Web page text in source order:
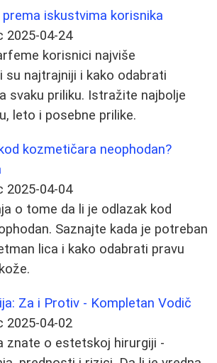
iskustvima korisnika
2025-04-24
korisnici najviše
su najtrajniji i kako odabrati
svaku priliku. Istražite najbolje
leto i posebne prilike.
kozmetičara neophodan?
2025-04-04
o tome da li je odlazak kod
Saznajte kada je potreban
lica i kako odabrati pravu
Za i Protiv - Kompletan Vodič
2025-04-02
znate o estetskoj hirurgiji -